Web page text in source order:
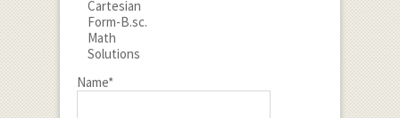
Name*